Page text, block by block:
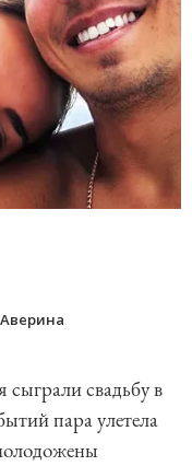
сыграли свадьбу в
пара улетела